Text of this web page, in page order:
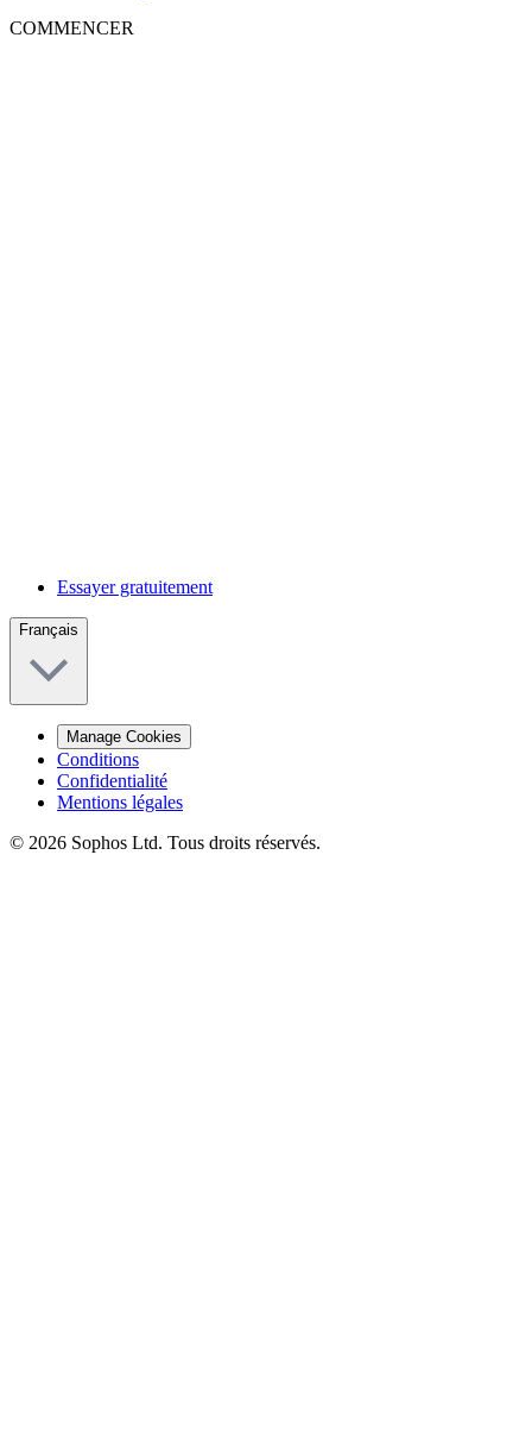
COMMENCER
Essayer gratuitement
Français
Manage Cookies
Conditions
Confidentialité
Mentions légales
© 2026 Sophos Ltd. Tous droits réservés.